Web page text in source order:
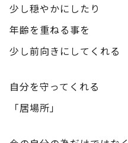
少し穏やかにしたり
年齢を重ねる事を
少し前向きにしてくれる
自分を守ってくれる
「居場所」